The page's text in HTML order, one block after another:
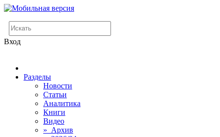
Вход
Разделы
Новости
Статьи
Аналитика
Книги
Видео
» Архив